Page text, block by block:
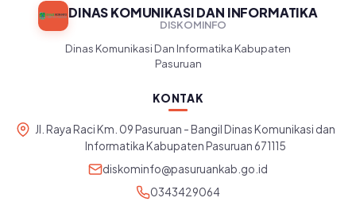
DINAS KOMUNIKASI DAN INFORMATIKA
DISKOMINFO
Dinas Komunikasi Dan Informatika Kabupaten
Pasuruan
KONTAK
Jl. Raya Raci Km. 09 Pasuruan - Bangil Dinas Komunikasi dan
Informatika Kabupaten Pasuruan 671115
diskominfo@pasuruankab.go.id
0343429064